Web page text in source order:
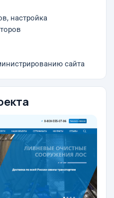
настройка
сайта